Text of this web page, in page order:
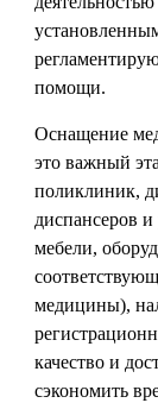
помощи.
Оснащение
это важный
поликлиник,
диспансеров
мебели,
медицины),
качество и
сэкономить